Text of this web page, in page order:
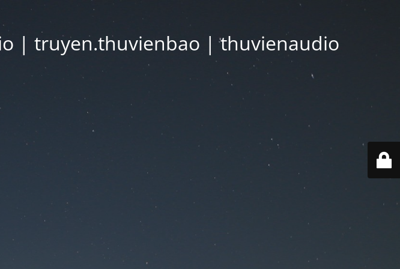
| truyen.thuvienbao | thuvienaudio